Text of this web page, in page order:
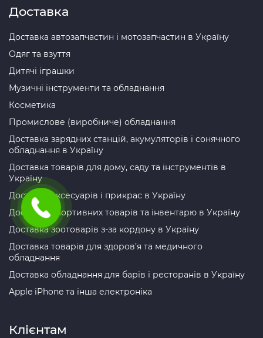
Доставка
Доставка автозапчастин і мотозапчастин в Україну
Одяг та взуття
Дитячі іграшки
Музичні інструменти та обладнання
Косметика
Промислове (виробниче) обладнання
Доставка зарядних станцій, акумуляторів і сонячного
обладнання в Україну
Доставка товарів для дому, саду та інструментів в
Україну
Доставка аксесуарів і прикрас в Україну
Доставка спортивних товарів та інвентарю в Україну
Доставка зоотоварів з-за кордону в Україну
Доставка товарів для здоров’я та медичного
обладнання
Доставка обладнання для барів і ресторанів в Україну
Apple iPhone та інша електроніка
Клієнтам